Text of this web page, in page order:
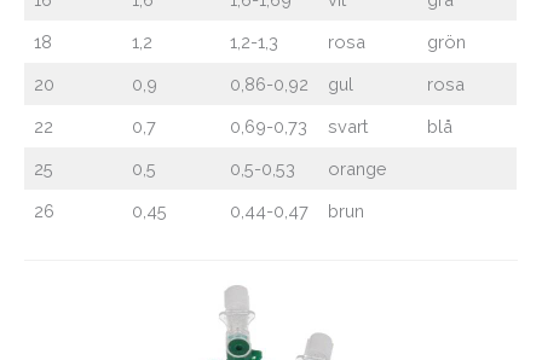
18 1,2 1,2-1,3 rosa grön
20 0,9 0,86-0,92 gul rosa
22 0,7 0,69-0,73 svart blå
25 0,5 0,5-0,53 orange
26 0,45 0,44-0,47 brun